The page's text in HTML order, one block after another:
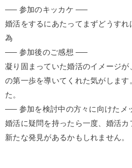
—– 参加のキッカケ —–
婚活をするにあたってまずどうすれ
為
—– 参加後のご感想 —–
凝り固まっていた婚活のイメージ
の第一歩を導いてくれた気がします
た。
—– 参加を検討中の方々に向けたメ
婚活に疑問を持ったら一度、婚活カ
新たな発見があるかもしれません。